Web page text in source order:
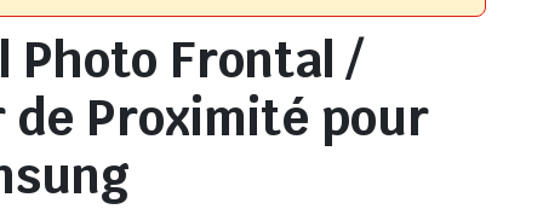
Photo Frontal /
de Proximité pour